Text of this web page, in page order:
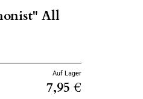
All
Auf Lager
7,95 €